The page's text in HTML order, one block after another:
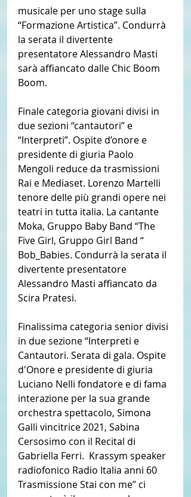
musicale per uno stage sulla
“Formazione Artistica”. Condurrà
la serata il divertente
presentatore Alessandro Masti
sarà affiancato dalle Chic Boom
Boom.
Finale categoria giovani divisi in
due sezioni “cantautori” e
“Interpreti”. Ospite d’onore e
presidente di giuria Paolo
Mengoli reduce da trasmissioni
Rai e Mediaset. Lorenzo Martelli
tenore delle più grandi opere nei
teatri in tutta italia. La cantante
Moka, Gruppo Baby Band “The
Five Girl, Gruppo Girl Band “
Bob_Babies. Condurrà la serata il
divertente presentatore
Alessandro Masti affiancato da
Scira Pratesi.
Finalissima categoria senior divisi
in due sezione “Interpreti e
Cantautori. Serata di gala. Ospite
d'Onore e presidente di giuria
Luciano Nelli fondatore e di fama
interazione per la sua grande
orchestra spettacolo, Simona
Galli vincitrice 2021, Sabina
Cersosimo con il Recital di
Gabriella Ferri.  Krassym speaker
radiofonico Radio Italia anni 60
Trasmissione Stai con me” ci